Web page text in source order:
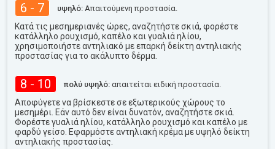
6 - 7 υψηλό: Απαιτούμενη προστασία.
Κατά τις μεσημεριανές ώρες, αναζητήστε σκιά, φορέστε
κατάλληλο ρουχισμό, καπέλο και γυαλιά ηλίου,
χρησιμοποιήστε αντηλιακό με επαρκή δείκτη αντηλιακής
προστασίας για το ακάλυπτο δέρμα.
8 - 10 πολύ υψηλό: απαιτείται ειδική προστασία.
Αποφύγετε να βρίσκεστε σε εξωτερικούς χώρους το
μεσημέρι. Εάν αυτό δεν είναι δυνατόν, αναζητήστε σκιά.
Φορέστε γυαλιά ηλίου, κατάλληλο ρουχισμό και καπέλο με
φαρδύ γείσο. Εφαρμόστε αντηλιακή κρέμα με υψηλό δείκτη
αντηλιακής προστασίας.